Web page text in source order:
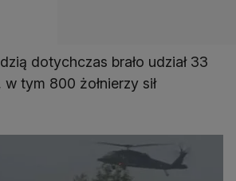
dotychczas brało udział 33
tym 800 żołnierzy sił